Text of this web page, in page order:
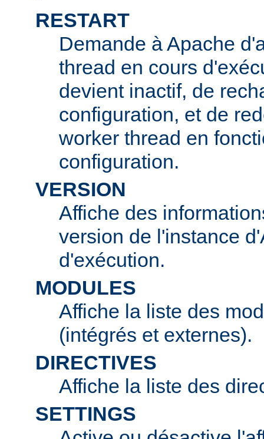
RESTART
Demande à Apache
thread en cours
devient inactif, de
configuration, et de
worker thread en
configuration.
VERSION
Affiche des
version de l'instance
d'exécution.
MODULES
Affiche la liste des
(intégrés et externes).
DIRECTIVES
Affiche la liste des
SETTINGS